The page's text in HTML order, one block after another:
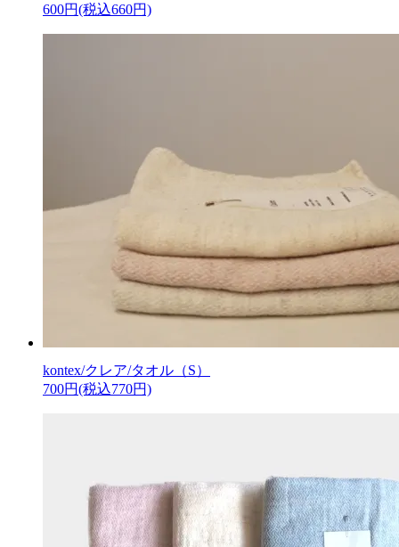
600円(税込660円)
kontex/クレア/タオル（S）
700円(税込770円)